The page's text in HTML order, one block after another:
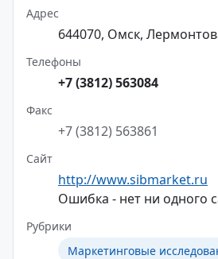
Адрес
644070, Омск,
Телефоны
+7 (3812) 563084
Факс
+7 (3812) 563861
Сайт
http://www.sibmarket.ru
Ошибка - нет ни одного
Рубрики
Маркетинговые